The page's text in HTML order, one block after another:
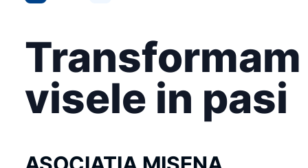
Transformam
visele in pasi